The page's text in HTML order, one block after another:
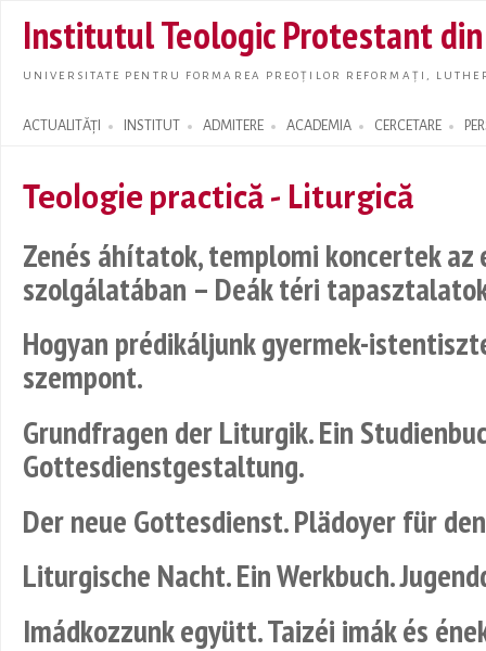
main
Institutul Teologic Protestant
UNIVERSITATE PENTRU FORMAREA PREOȚILOR REFORMAȚI,
ACTUALITĂȚI INSTITUT ADMITERE ACADEMIA CERCETARE
Search form
Teologie practică - Liturgică
Zenés áhítatok, templomi koncertek az
szolgálatában – Deák téri
Hogyan prédikáljunk gyermek-
szempont.
Grundfragen der Liturgik. Ein
Gottesdienstgestaltung.
Der neue Gottesdienst. Plädoyer für
Liturgische Nacht. Ein Werkbuch.
Imádkozzunk együtt. Taizéi imák és